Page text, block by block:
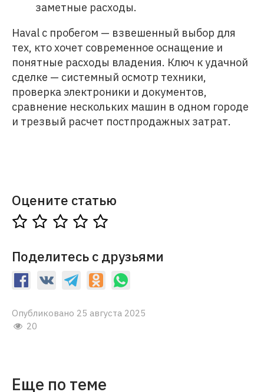
заметные расходы.
Haval с пробегом — взвешенный выбор для
тех, кто хочет современное оснащение и
понятные расходы владения. Ключ к удачной
сделке — системный осмотр техники,
проверка электроники и документов,
сравнение нескольких машин в одном городе
и трезвый расчет постпродажных затрат.
Оцените статью
Поделитесь с друзьями
Опубликовано 25 августа 2025
20
Еще по теме